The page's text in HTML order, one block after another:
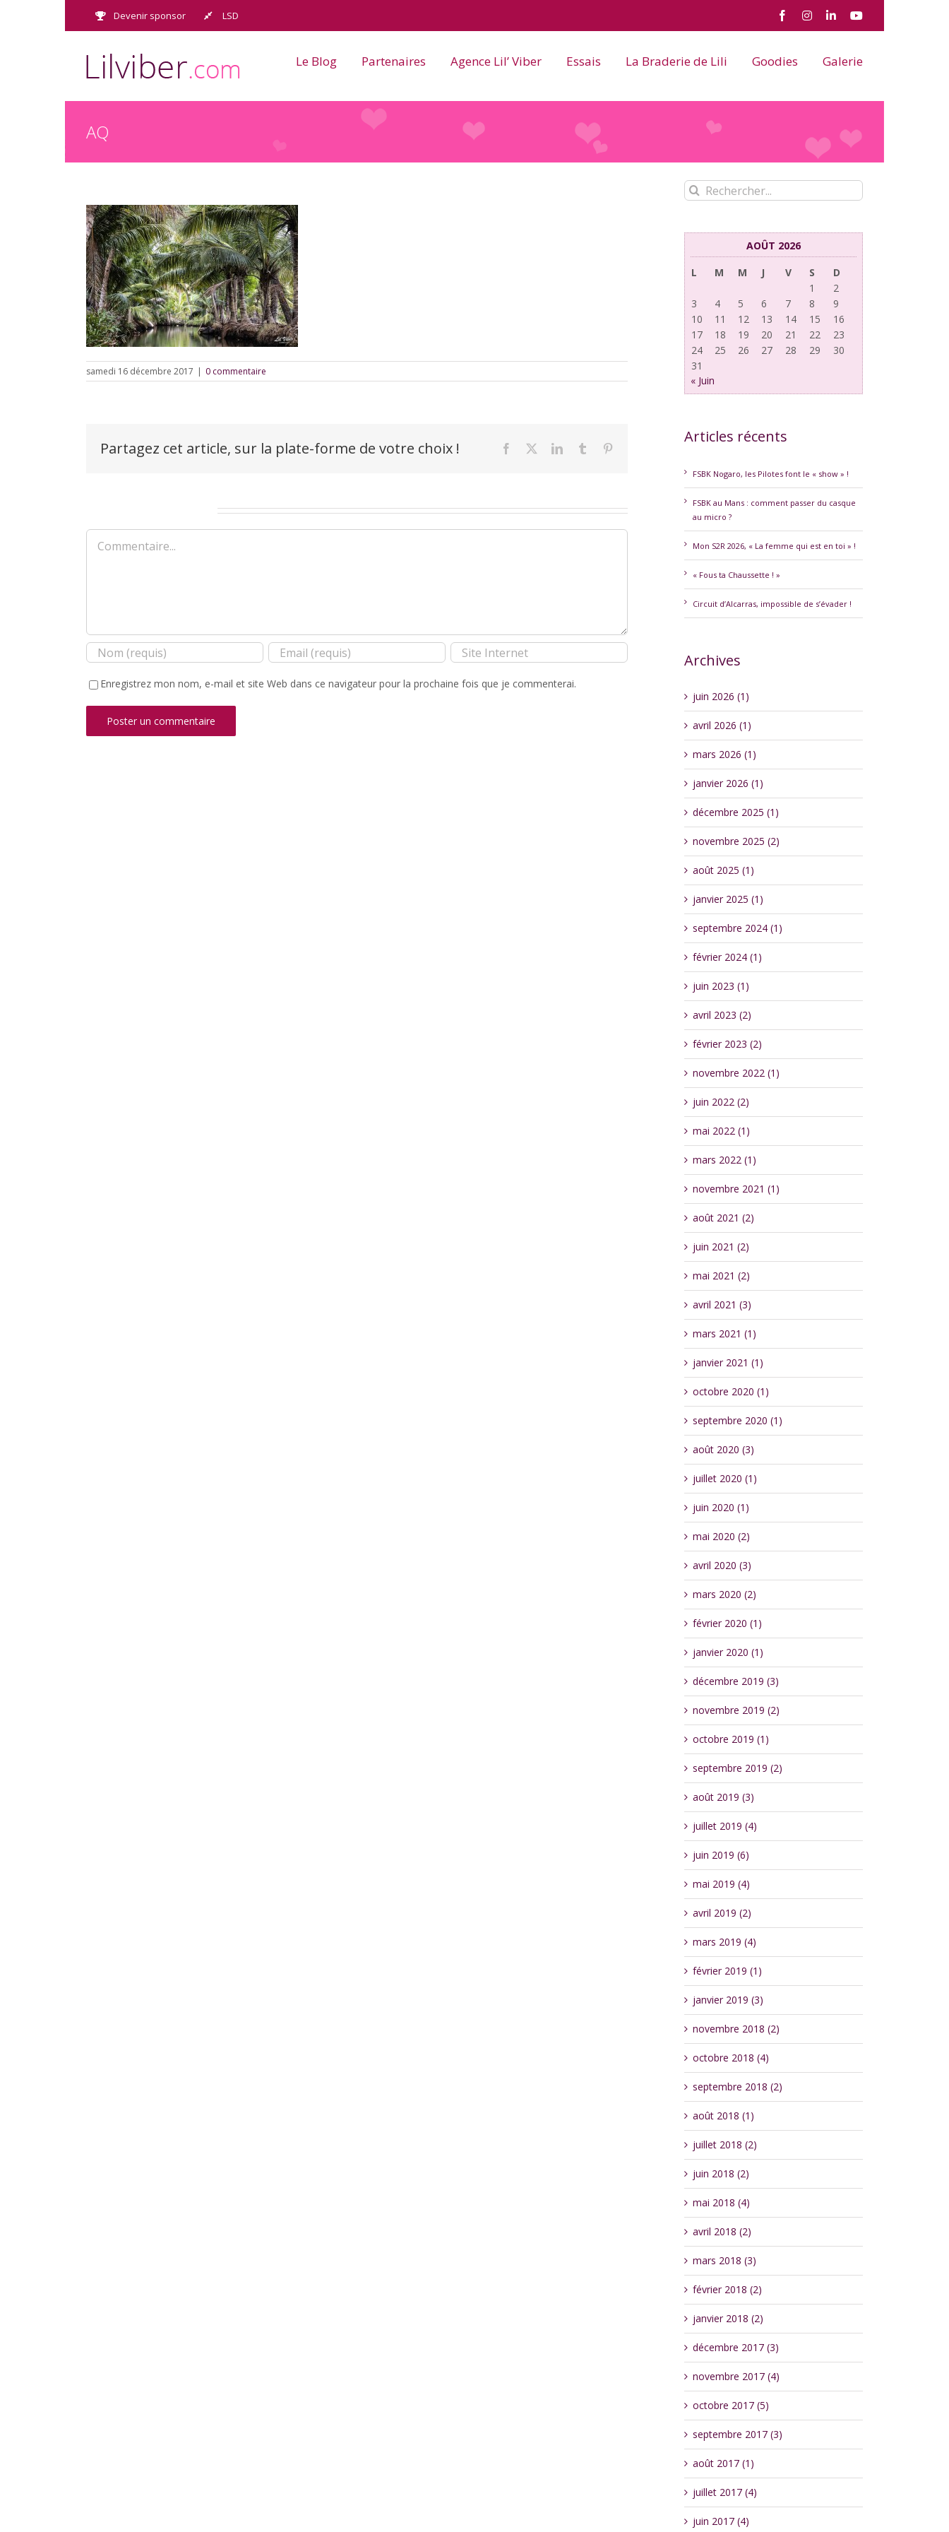
Devenir sponsor LSD FacebookInstagram
LinkedInYouTube
Le Blog Partenaires Agence Lil’ Viber Essais La Braderie de Lili Goodies Galerie
AQ
samedi 16 décembre 2017 | 0 commentaire
Partagez cet article, sur la plate-forme de votre choix ! Facebook LinkedInTumblr
Commentaire
Enregistrez mon nom, e-mail et site Web dans ce navigateur pour la prochaine fois que je commenterai.
Rechercher:
AOÛT 2026
L
M M J V S
D
1
2
3
4 5 6 7 8
9
10
11 12 13 14 15
16
17
18 19 20 21 22
23
24
25 26 27 28 29
30
31
« Juin
Articles récents
FSBK Nogaro, les Pilotes font le « show » !
FSBK au Mans : comment passer du casque
au micro ?
Mon S2R 2026, « La femme qui est en toi » !
« Fous ta Chaussette ! »
Circuit d’Alcarras, impossible de s’évader !
Archives
juin 2026 (1)
avril 2026 (1)
mars 2026 (1)
janvier 2026 (1)
décembre 2025 (1)
novembre 2025 (2)
août 2025 (1)
janvier 2025 (1)
septembre 2024 (1)
février 2024 (1)
juin 2023 (1)
avril 2023 (2)
février 2023 (2)
novembre 2022 (1)
juin 2022 (2)
mai 2022 (1)
mars 2022 (1)
novembre 2021 (1)
août 2021 (2)
juin 2021 (2)
mai 2021 (2)
avril 2021 (3)
mars 2021 (1)
janvier 2021 (1)
octobre 2020 (1)
septembre 2020 (1)
août 2020 (3)
juillet 2020 (1)
juin 2020 (1)
mai 2020 (2)
avril 2020 (3)
mars 2020 (2)
février 2020 (1)
janvier 2020 (1)
décembre 2019 (3)
novembre 2019 (2)
octobre 2019 (1)
septembre 2019 (2)
août 2019 (3)
juillet 2019 (4)
juin 2019 (6)
mai 2019 (4)
avril 2019 (2)
mars 2019 (4)
février 2019 (1)
janvier 2019 (3)
novembre 2018 (2)
octobre 2018 (4)
septembre 2018 (2)
août 2018 (1)
juillet 2018 (2)
juin 2018 (2)
mai 2018 (4)
avril 2018 (2)
mars 2018 (3)
février 2018 (2)
janvier 2018 (2)
décembre 2017 (3)
novembre 2017 (4)
octobre 2017 (5)
septembre 2017 (3)
août 2017 (1)
juillet 2017 (4)
juin 2017 (4)